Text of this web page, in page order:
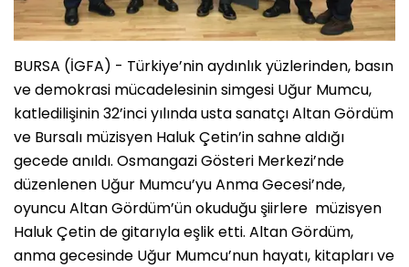
BURSA (İGFA) - Türkiye’nin aydınlık yüzlerinden, basın
ve demokrasi mücadelesinin simgesi Uğur Mumcu,
katledilişinin 32’inci yılında usta sanatçı Altan Gördüm
ve Bursalı müzisyen Haluk Çetin’in sahne aldığı
gecede anıldı. Osmangazi Gösteri Merkezi’nde
düzenlenen Uğur Mumcu’yu Anma Gecesi’nde,
oyuncu Altan Gördüm’ün okuduğu şiirlere müzisyen
Haluk Çetin de gitarıyla eşlik etti. Altan Gördüm,
anma gecesinde Uğur Mumcu’nun hayatı, kitapları ve